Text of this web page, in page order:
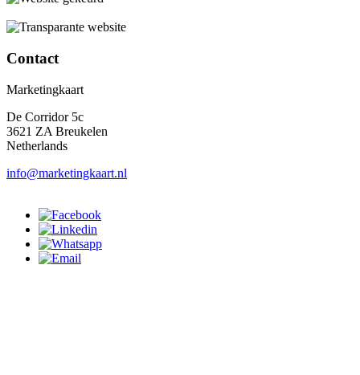
Contact
Marketingkaart
De Corridor 5c
3621 ZA Breukelen
Netherlands
info@marketingkaart.nl